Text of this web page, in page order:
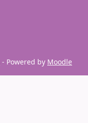
- Powered by Moodle